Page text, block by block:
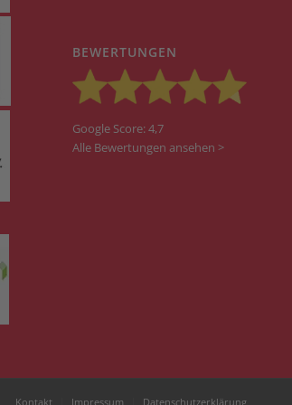
BEWERTUNGEN
Google Score: 4,7
Alle Bewertungen ansehen >
Kontakt Impressum Datenschutzerklärung